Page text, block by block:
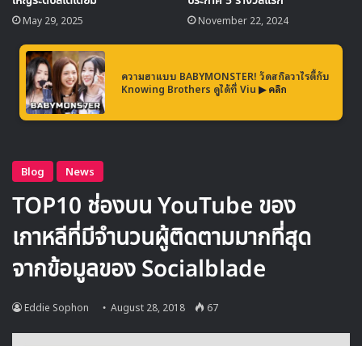
วัฒนธรรมเข้ากับเทคโนโลยีที่ก้าวไปข้างหน้าเรื่อยๆ จนงาน
MAMA กลายเป็นหนึ่งในเทศกาลระดับโลกที่ได้รับความ
สนใจจากนานาชาติ ซึ่งในแต่ละปีเราได้สร้างสรรค์โชว์ต่างๆ
เพื่อแสดงให้เห็นถึงพัฒนาการที่เกิดขึ้น สู่การเป็นเทศกาล
ในการจัดงาน 2018MAMA ในปีนี้เป็นการฉลองครบรอบครั้งที่
10 ของการจัดงาน ที่เริ่มครั้งแรกในปี 1999 ภายใต้ชื่อ Mnet
Video Music Awards และดำเนินการจัดงานมาอย่างต่อเนื่อง
ในเกาหลี ก่อนที่จะเริ่มจัดงานในต่างประเทศไม่ว่าจะเป็น
สิงคโปร์ ฮ่องกง มาเก๊า ญี่ปุ่น เวียดนาม
เร็วๆนี้
May 29, 2025 November 22, 2024
ความฮาแบบ BABYMONSTER! วัดสกิลวาไรตี้กับ
Knowing Brothers ดูได้ที่ Viu ▶ คลิก